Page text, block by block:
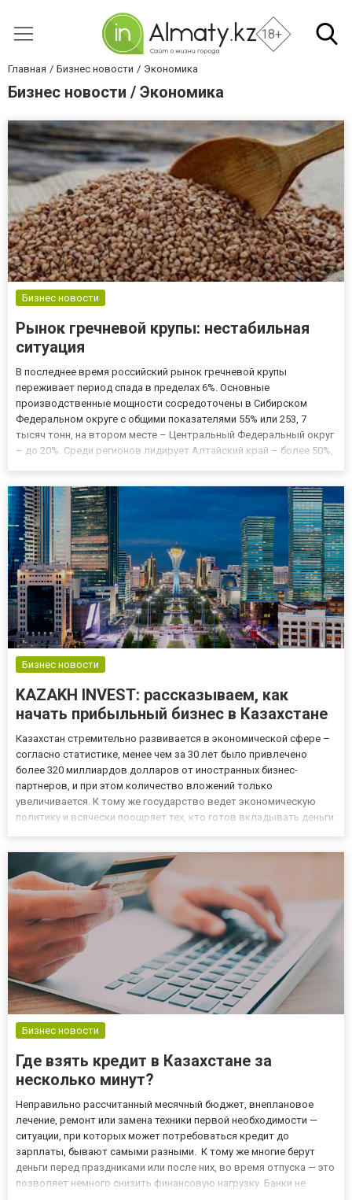
18+
Главная Бизнес новости Экономика
Бизнес новости / Экономика
Бизнес новости
Рынок гречневой крупы: нестабильная
ситуация
В последнее время российский рынок гречневой крупы
переживает период спада в пределах 6%. Основные
производственные мощности сосредоточены в Сибирском
Федеральном округе с общими показателями 55% или 253, 7
тысяч тонн, на втором месте – Центральный Федеральный округ
– до 20%. Среди регионов лидирует Алтайский край – более 50%,
гречневой крупы в...
Бизнес новости
KAZAKH INVEST: рассказываем, как
начать прибыльный бизнес в Казахстане
Казахстан стремительно развивается в экономической сфере –
согласно статистике, менее чем за 30 лет было привлечено
более 320 миллиардов долларов от иностранных бизнес-
партнеров, и при этом количество вложений только
увеличивается. К тому же государство ведет экономическую
политику и всячески поощряет тех, кто готов вкладывать деньги:
государство пр...
Бизнес новости
Где взять кредит в Казахстане за
несколько минут?
Неправильно рассчитанный месячный бюджет, внеплановое
лечение, ремонт или замена техники первой необходимости —
ситуации, при которых может потребоваться кредит до
зарплаты, бывают самыми разными. К тому же многие берут
деньги перед праздниками или после них, во время отпуска — это
позволяет немного снизить финансовую нагрузку. Банки не